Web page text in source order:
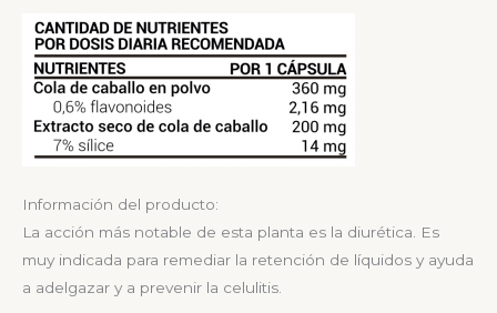
Información del producto:
La acción más notable de esta planta es la diurética. Es
muy indicada para remediar la retención de líquidos y ayuda
a adelgazar y a prevenir la celulitis.